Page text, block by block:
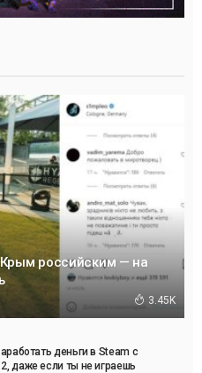
российским — на
3.45K
деньги в Steam с
даже если ты не играешь